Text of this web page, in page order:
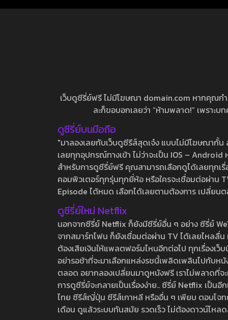
เว็บดูซีรี่ย์ฟรี ไม่มีโฆษณา domain.com หากคุณก
ละก็ขอบอกเลยว่า “ห้ามพลาด!” เพราะ
ดูซีรี่ย์บนมือถือ
"มาลองเลยกับเว็บดูซีรีส์สุดเจ๋ง แบบไม่มีโฆษณากั้
เลยทุกอุปกรณ์ทางเข้า ไม่ว่าจะเป็น IOS –
สำหรับการดูซีรี่ย์ฟรี คุณสามารถเลือกดูได้เลยทุกเ
คอมพิวเตอร์ทุกรุ่นทุกยี่ห้อ หรือใครจะเชื่อมต่อผ่าน
Episode ได้หมด เลือกได้เลยตามต้องการ เปลี่ยน
ดูซีรี่ย์ใหม่ Netflix
นอกจากซีรี่ย์ Netflix ก็ยังมีซีรี่ย์อื่น ๆ อย่าง ซีรี่ย์
จากสมาร์ทโฟน ก็ยังเชื่อมต่อผ่าน TV ได้เลยไหลลื่
ต้องเสียเงินให้แพลตฟอร์มไหนอีกต่อไป ทุกเรื่องเว็
อย่ารอช้าที่จะมาเลือกแหล่งรชนี้เพลิดเพลินไปกับห
ตลอด อยากลองเปลี่ยนมาดูหนังฟรี เราไม่พลาดที่
การดูซีรี่ย์จะกลายเป็นเรื่องง่าย.. ซีรี่ย์ Netflix เป็น
ไทย ซีรีส์ญี่ปุ่น ซีรีส์เกาหลี หรืออื่น ๆ เพียบ ตอบโจท
เดือน ดูแล้วระบบทันสมัย รวดเร็ว ไม่ต้องดาวน์โห